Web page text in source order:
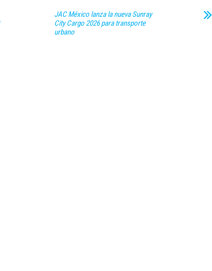
JAC México lanza la nueva Sunray
City Cargo 2026 para transporte
urbano